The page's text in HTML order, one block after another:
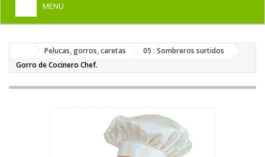
MENU
DISFRACES PARA ADULTOS
+
Pelucas, gorros, caretas
05 : Sombreros surtidos
Gorro de Cocinero Chef.